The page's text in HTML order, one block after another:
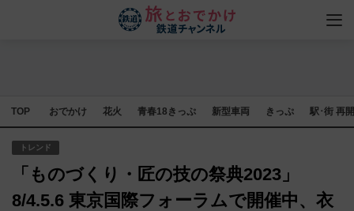
TOP おでかけ 花火 青春18きっぷ 新型車両 きっぷ 駅･街 再
トレンド
「ものづくり・匠の技の祭典2023」
8/4.5.6 東京国際フォーラムで開催中、衣